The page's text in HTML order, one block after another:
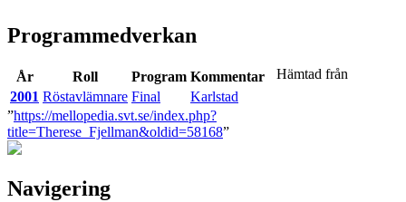
Programmedverkan
År Roll Program Kommentar
2001 Röstavlämnare Final Karlstad
Hämtad från
”https://mellopedia.svt.se/index.php?
title=Therese_Fjellman&oldid=58168”
Navigering